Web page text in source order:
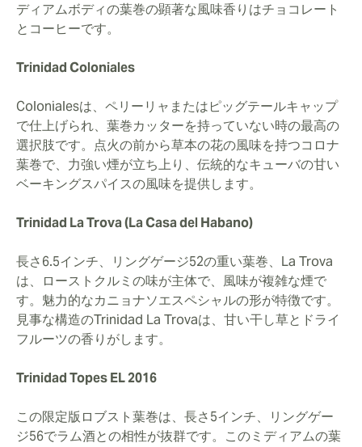
ディアムボディの葉巻の顕著な風味香りはチョコレート
とコーヒーです。
Trinidad Coloniales
Colonialesは、ペリーリャまたはピッグテールキャップ
で仕上げられ、葉巻カッターを持っていない時の最高の
選択肢です。点火の前から草本の花の風味を持つコロナ
葉巻で、力強い煙が立ち上り、伝統的なキューバの甘い
ベーキングスパイスの風味を提供します。
Trinidad La Trova (La Casa del Habano)
長さ6.5インチ、リングゲージ52の重い葉巻、La Trova
は、ローストクルミの味が主体で、風味が複雑な煙で
す。魅力的なカニョナソエスペシャルの形が特徴です。
見事な構造のTrinidad La Trovaは、甘い干し草とドライ
フルーツの香りがします。
Trinidad Topes EL 2016
この限定版ロブスト葉巻は、長さ5インチ、リングゲー
ジ56でラム酒との相性が抜群です。このミディアムの葉